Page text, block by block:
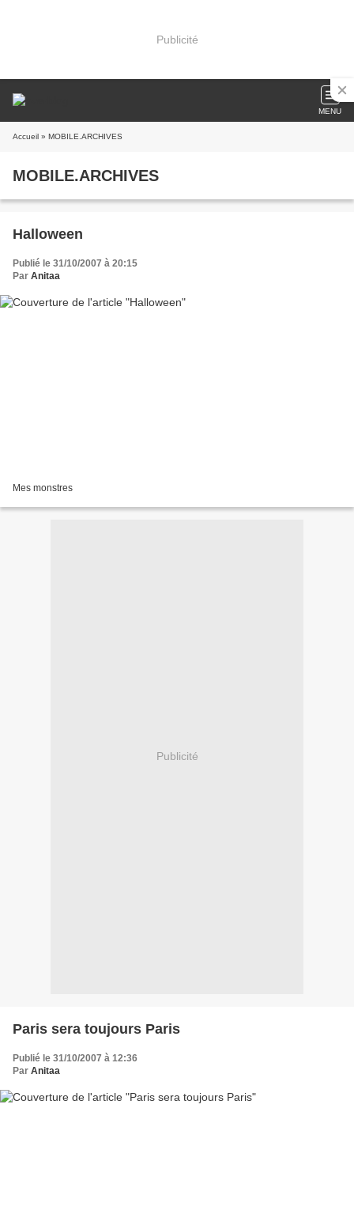
Publicité
MENU
Accueil » MOBILE.ARCHIVES
MOBILE.ARCHIVES
Halloween
Publié le 31/10/2007 à 20:15
Par Anitaa
Mes monstres
Publicité
Paris sera toujours Paris
Publié le 31/10/2007 à 12:36
Par Anitaa